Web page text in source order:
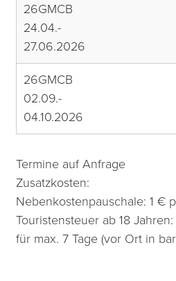
26GMCB
24.04.-
27.06.2026
26GMCB
02.09.-
04.10.2026
Termine auf Anfrage
Zusatzkosten:
Nebenkostenpauschale: 1 €
Touristensteuer ab 18
für max. 7 Tage (vor Ort in